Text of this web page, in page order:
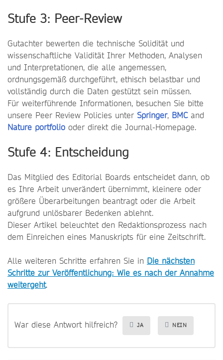
Stufe 3: Peer-Review
Gutachter bewerten die technische Solidität und
wissenschaftliche Validität Ihrer Methoden, Analysen
und Interpretationen, die alle angemessen,
ordnungsgemäß durchgeführt, ethisch belastbar und
vollständig durch die Daten gestützt sein müssen.
Für weiterführende Informationen, besuchen Sie bitte
unsere Peer Review Policies unter Springer, BMC and
Nature portfolio oder direkt die Journal-Homepage.
Stufe 4: Entscheidung
Das Mitglied des Editorial Boards entscheidet dann, ob
es Ihre Arbeit unverändert übernimmt, kleinere oder
größere Überarbeitungen beantragt oder die Arbeit
aufgrund unlösbarer Bedenken ablehnt.
Dieser Artikel beleuchtet den Redaktionsprozess nach
dem Einreichen eines Manuskripts für eine Zeitschrift.
Alle weiteren Schritte erfahren Sie in Die nächsten
Schritte zur Veröffentlichung: Wie es nach der Annahme
weitergeht.
War diese Antwort hilfreich? JA NEIN